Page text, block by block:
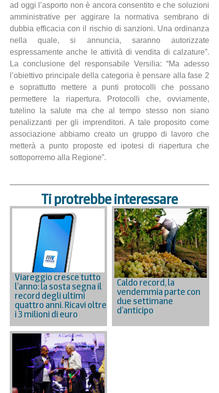
ad oggi l’asporto non è ancora consentito e che soluzioni
amministrative per aggirare la normativa sembrano di
dubbia efficacia con il rischio di sanzioni. Una ordinanza
nella quale, si annuncia, saranno autorizzate
espressamente anche le attività di vendita di calzature”.
La conclusione del responsabile Versilia: “Ma adesso
l’obiettivo principale della categoria è pensare alla fase 2
e soprattutto mettere a punti protocolli che possano
permettere la riapertura. Protocolli che, ovviamente,
tutelino la salute ma che al tempo stesso non siano
penalizzanti per gli imprenditori. A tale proposito come
associazione abbiamo creato un gruppo di lavoro che
metterà a punto proposte ed ipotesi di riapertura che
sottoporremo alla Regione”.
Ti protrebbe interessare
Viareggio cresce tutto
l’anno: la sosta segna il
record degli ultimi
quattro anni. Ricavi oltre
i 3 milioni di euro
Caldo record, la
vendemmia parte con
due settimane
d’anticipo